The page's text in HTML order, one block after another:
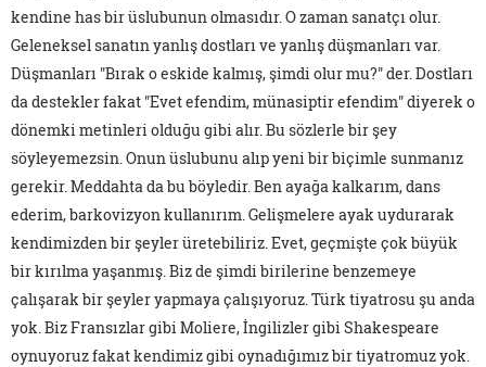
kendine has bir üslubunun olmasıdır. O zaman sanatçı olur.
Geleneksel sanatın yanlış dostları ve yanlış düşmanları var.
Düşmanları "Bırak o eskide kalmış, şimdi olur mu?" der. Dostları
da destekler fakat "Evet efendim, münasiptir efendim" diyerek o
dönemki metinleri olduğu gibi alır. Bu sözlerle bir şey
söyleyemezsin. Onun üslubunu alıp yeni bir biçimle sunmanız
gerekir. Meddahta da bu böyledir. Ben ayağa kalkarım, dans
ederim, barkovizyon kullanırım. Gelişmelere ayak uydurarak
kendimizden bir şeyler üretebiliriz. Evet, geçmişte çok büyük
bir kırılma yaşanmış. Biz de şimdi birilerine benzemeye
çalışarak bir şeyler yapmaya çalışıyoruz. Türk tiyatrosu şu anda
yok. Biz Fransızlar gibi Moliere, İngilizler gibi Shakespeare
oynuyoruz fakat kendimiz gibi oynadığımız bir tiyatromuz yok.